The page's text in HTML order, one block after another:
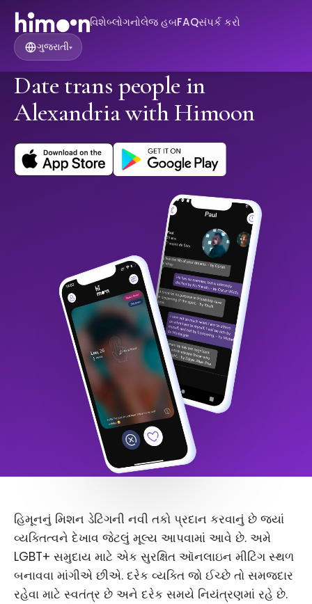
વિશેબ્લોગનોલેજ હબFAQસંપર્ક કરો
ગુજરાતી▾
Date trans people in
Alexandria with Himoon
હિમૂનનું મિશન ડેટિંગની નવી તકો પ્રદાન કરવાનું છે જ્યાં
વ્યક્તિત્વને દેખાવ જેટલું મૂલ્ય આપવામાં આવે છે. અમે
LGBT+ સમુદાય માટે એક સુરક્ષિત ઑનલાઇન મીટિંગ સ્થળ
બનાવવા માંગીએ છીએ. દરેક વ્યક્તિ જો ઈચ્છે તો સમજદાર
રહેવા માટે સ્વતંત્ર છે અને દરેક સમયે નિયંત્રણમાં રહે છે.